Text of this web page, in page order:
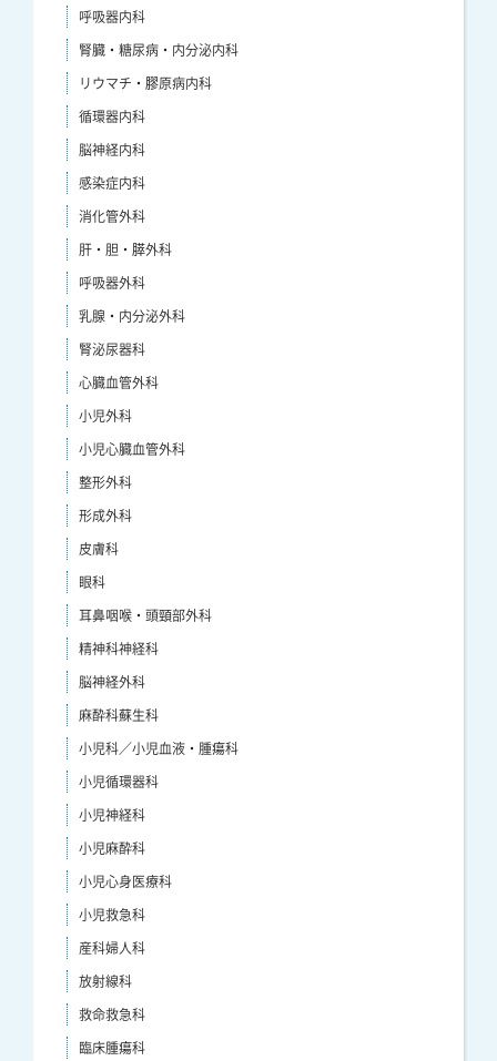
呼吸器内科
腎臓・糖尿病・内分泌内科
リウマチ・膠原病内科
循環器内科
脳神経内科
感染症内科
消化管外科
肝・胆・膵外科
呼吸器外科
乳腺・内分泌外科
腎泌尿器科
心臓血管外科
小児外科
小児心臓血管外科
整形外科
形成外科
皮膚科
眼科
耳鼻咽喉・頭頸部外科
精神科神経科
脳神経外科
麻酔科蘇生科
小児科／小児血液・腫瘍科
小児循環器科
小児神経科
小児麻酔科
小児心身医療科
小児救急科
産科婦人科
放射線科
救命救急科
臨床腫瘍科